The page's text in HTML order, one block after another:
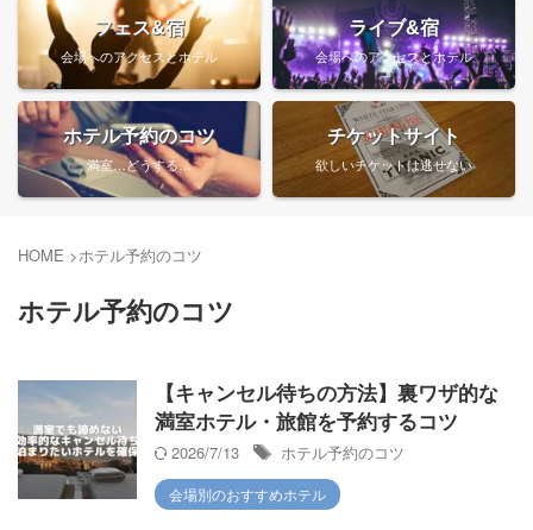
フェス&宿
会場へのアクセスとホテル
ライブ&宿
会場へのアクセスとホテル
ホテル予約のコツ
満室…どうする…
チケットサイト
欲しいチケットは逃せない
HOME >ホテル予約のコツ
ホテル予約のコツ
【キャンセル待ちの方法】裏ワザ的な
満室ホテル・旅館を予約するコツ
2026/7/13
ホテル予約のコツ
会場別のおすすめホテル